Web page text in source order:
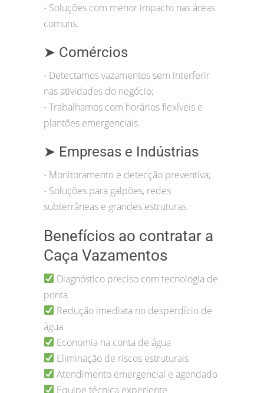
• Soluções com menor impacto nas áreas
comuns.
➤ Comércios
• Detectamos vazamentos sem interferir
nas atividades do negócio;
• Trabalhamos com horários flexíveis e
plantões emergenciais.
➤ Empresas e Indústrias
• Monitoramento e detecção preventiva;
• Soluções para galpões, redes
subterrâneas e grandes estruturas.
Benefícios ao contratar a
Caça Vazamentos
Diagnóstico preciso com tecnologia de
ponta
Redução imediata no desperdício de
água
Economia na conta de água
Eliminação de riscos estruturais
Atendimento emergencial e agendado
Equipe técnica experiente